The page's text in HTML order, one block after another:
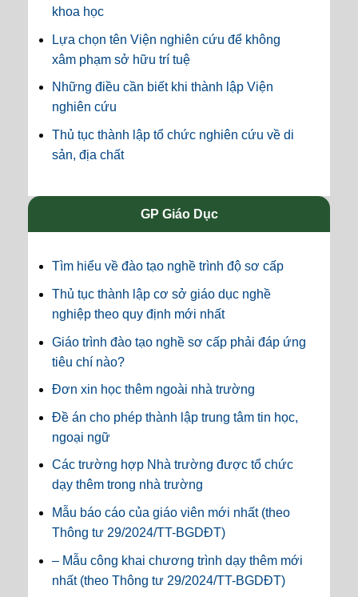
khoa học
Lựa chọn tên Viện nghiên cứu để không
xâm phạm sở hữu trí tuệ
Những điều cần biết khi thành lập Viện
nghiên cứu
Thủ tục thành lập tổ chức nghiên cứu về di
sản, địa chất
GP Giáo Dục
Tìm hiểu về đào tạo nghề trình độ sơ cấp
Thủ tục thành lập cơ sở giáo dục nghề
nghiệp theo quy định mới nhất
Giáo trình đào tạo nghề sơ cấp phải đáp ứng
tiêu chí nào?
Đơn xin học thêm ngoài nhà trường
Đề án cho phép thành lập trung tâm tin học,
ngoại ngữ
Các trường hợp Nhà trường được tổ chức
dạy thêm trong nhà trường
Mẫu báo cáo của giáo viên mới nhất (theo
Thông tư 29/2024/TT-BGDĐT)
– Mẫu công khai chương trình dạy thêm mới
nhất (theo Thông tư 29/2024/TT-BGDĐT)